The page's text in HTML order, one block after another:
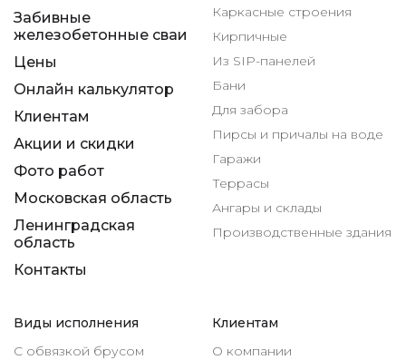
Забивные
железобетонные сваи
Цены
Онлайн калькулятор
Клиентам
Акции и скидки
Фото работ
Московская область
Ленинградская
область
Контакты
Каркасные строения
Кирпичные
Из SIP-панелей
Бани
Для забора
Пирсы и причалы на воде
Гаражи
Террасы
Ангары и склады
Производственные здания
Виды исполнения
С обвязкой брусом
Клиентам
О компании